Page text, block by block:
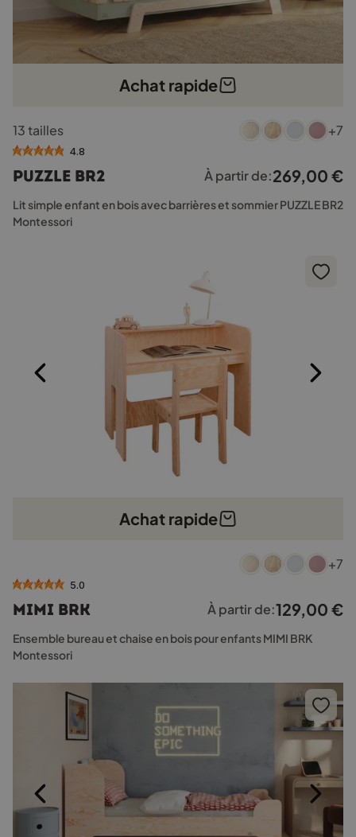
Achat rapide
produit
a
variations.
Les
options
13 tailles +7
4.8
PUZZLE BR2 À partir de:269,00 €
Lit simple enfant en bois avec barrières et sommier PUZZLE BR2
Montessori
Achat rapide
a
variations.
Les
options
être
produit
+7
5.0
MIMI BRK À partir de:129,00 €
Ensemble bureau et chaise en bois pour enfants MIMI BRK
Montessori